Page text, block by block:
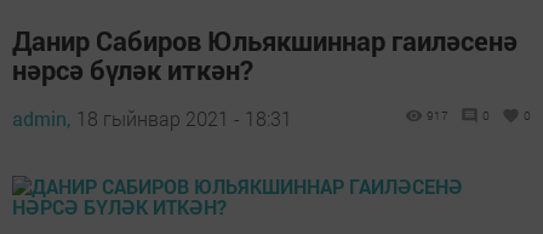
Данир Сабиров Юльякшиннар гаиләсенә
нәрсә бүләк иткән?
admin, 18 гыйнвар 2021 - 18:31 917 0 0